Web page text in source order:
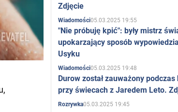
Zdjęcie
Wiadomości05.03.2025 19:55
"Nie próbuję kpić": były mistrz
upokarzający sposób
Usyku
Wiadomości05.03.2025 19:48
Durow został zauważony
przy świecach z Jaredem Leto.
Rozrywka05.03.2025 19:45